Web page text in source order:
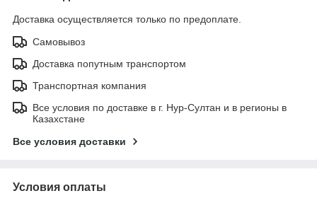
Доставка осуществляется только по предоплате.
Самовывоз
Доставка попутным транспортом
Транспортная компания
Все условия по доставке в г. Нур-Султан и в регионы в
Казахстане
Все условия доставки
Условия оплаты